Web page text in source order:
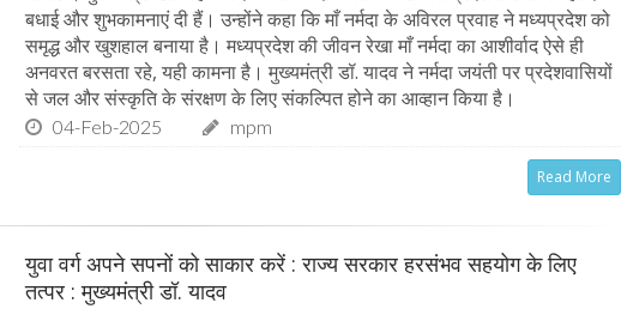
बधाई और शुभकामनाएं दी हैं। उन्होंने कहा कि माँ नर्मदा के अविरल प्रवाह ने मध्यप्रदेश को
समृद्ध और खुशहाल बनाया है। मध्यप्रदेश की जीवन रेखा माँ नर्मदा का आशीर्वाद ऐसे ही
अनवरत बरसता रहे, यही कामना है। मुख्यमंत्री डॉ. यादव ने नर्मदा जयंती पर प्रदेशवासियों
से जल और संस्कृति के संरक्षण के लिए संकल्पित होने का आव्हान किया है।
04-Feb-2025 mpm
Read More
युवा वर्ग अपने सपनों को साकार करें : राज्य सरकार हरसंभव सहयोग के लिए
तत्पर : मुख्यमंत्री डॉ. यादव
02-Apr-2023 mp mirror samachar seva